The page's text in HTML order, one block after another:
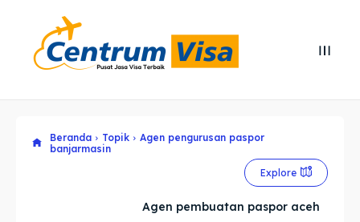
Explore our destinations
Explore our destinations
Beranda Topik
Agen pengurusan paspor
banjarmasin
Explore
Agen pembuatan paspor aceh